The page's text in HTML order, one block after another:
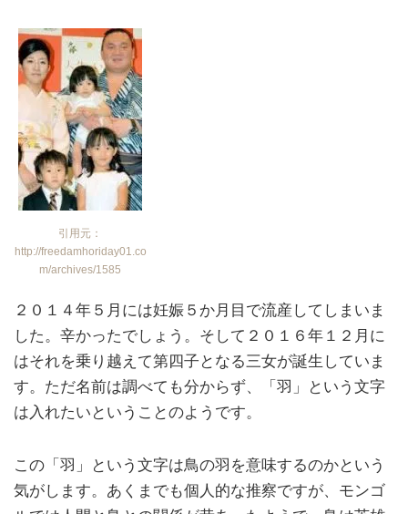
引用元：
http://freedamhoriday01.co
m/archives/1585
２０１４年５月には妊娠５か月目で流産してしまいま
した。辛かったでしょう。そして２０１６年１２月に
はそれを乗り越えて第四子となる三女が誕生していま
す。ただ名前は調べても分からず、「羽」という文字
は入れたいということのようです。
この「羽」という文字は鳥の羽を意味するのかという
気がします。あくまでも個人的な推察ですが、モンゴ